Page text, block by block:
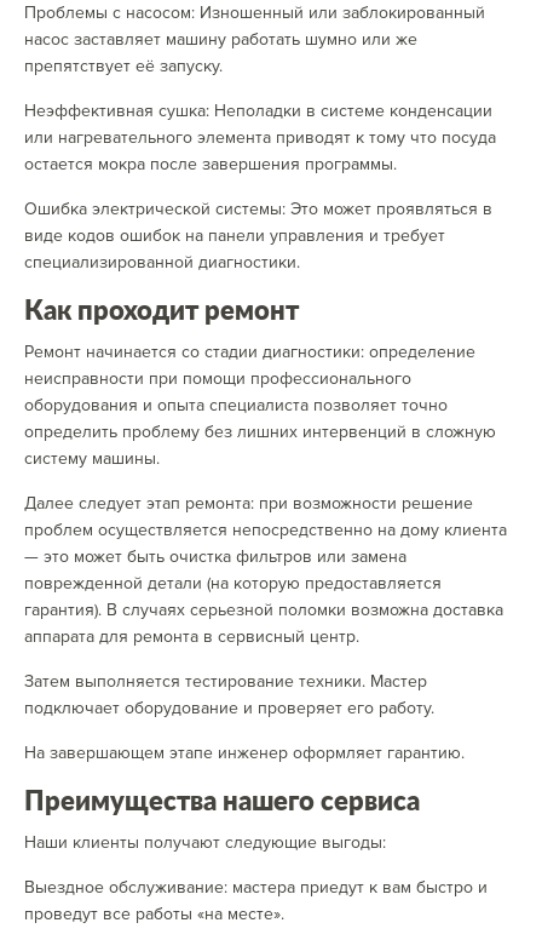
Проблемы с насосом: Изношенный или заблокированный
насос заставляет машину работать шумно или же
препятствует её запуску.
Неэффективная сушка: Неполадки в системе конденсации
или нагревательного элемента приводят к тому что посуда
остается мокра после завершения программы.
Ошибка электрической системы: Это может проявляться в
виде кодов ошибок на панели управления и требует
специализированной диагностики.
Как проходит ремонт
Ремонт начинается со стадии диагностики: определение
неисправности при помощи профессионального
оборудования и опыта специалиста позволяет точно
определить проблему без лишних интервенций в сложную
систему машины.
Далее следует этап ремонта: при возможности решение
проблем осуществляется непосредственно на дому клиента
— это может быть очистка фильтров или замена
поврежденной детали (на которую предоставляется
гарантия). В случаях серьезной поломки возможна доставка
аппарата для ремонта в сервисный центр.
Затем выполняется тестирование техники. Мастер
подключает оборудование и проверяет его работу.
На завершающем этапе инженер оформляет гарантию.
Преимущества нашего сервиса
Наши клиенты получают следующие выгоды:
Выездное обслуживание: мастера приедут к вам быстро и
проведут все работы «на месте».